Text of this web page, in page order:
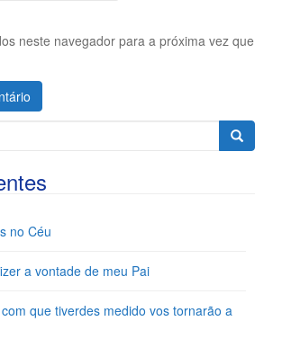
neste navegador para a próxima vez que
no Céu
a vontade de meu Pai
que tiverdes medido vos tornarão a